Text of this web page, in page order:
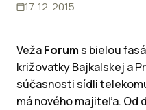
17. 12. 2015
VežaForum s bielou
križovatky Bajkalskej a
súčasnosti sídli
má nového majiteľa. Od